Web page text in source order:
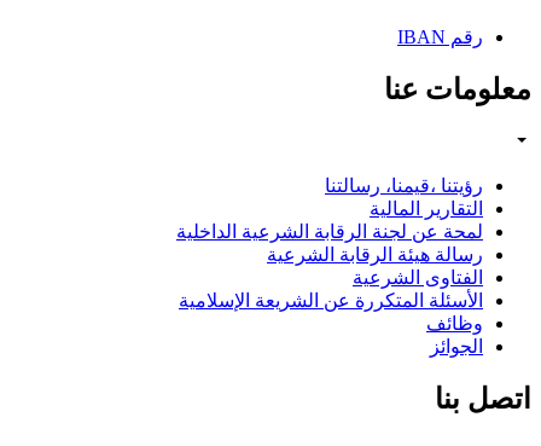
رقم IBAN
معلومات عنا
رؤيتنا ،قيمنا، رسالتنا
التقارير المالية
لمحة عن لجنة الرقابة الشرعية الداخلية
رسالة هيئة الرقابة الشرعية
الفتاوى الشرعية
الأسئلة المتكررة عن الشريعة الإسلامية
وظائف
الجوائز
اتصل بنا